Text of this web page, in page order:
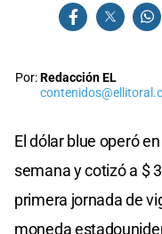
Por:Redacción EL
El dólar blue operó
semana y cotizó a $
primera jornada de
moneda